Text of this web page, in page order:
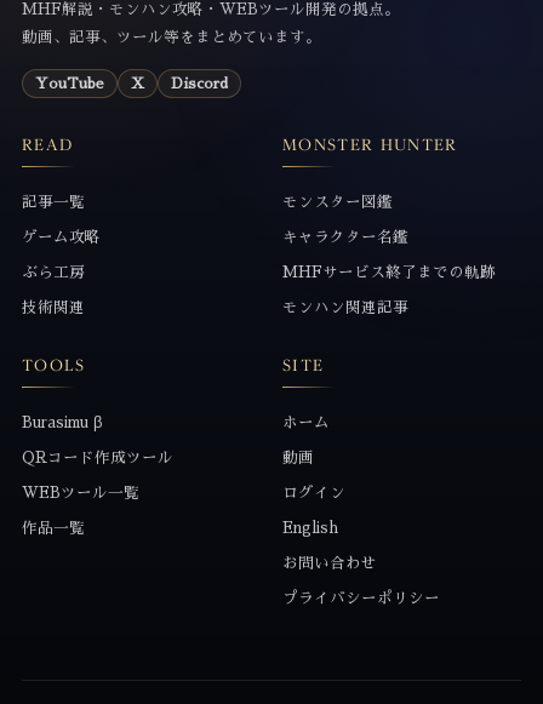
MHF解説・モンハン攻略・WEBツール開発の拠点。
動画、記事、ツール等をまとめています。
YouTube X Discord
READ
記事一覧
ゲーム攻略
ぶら工房
技術関連
MONSTER HUNTER
モンスター図鑑
キャラクター名鑑
MHFサービス終了までの軌跡
モンハン関連記事
TOOLS
Burasimu β
QRコード作成ツール
WEBツール一覧
作品一覧
SITE
ホーム
動画
ログイン
English
お問い合わせ
プライバシーポリシー